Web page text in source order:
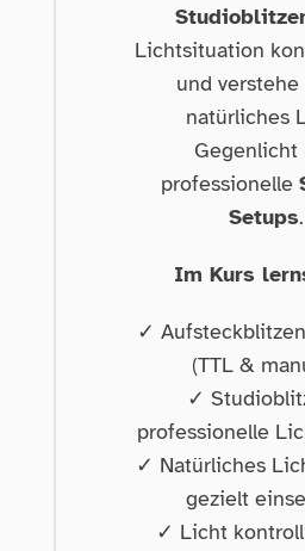
Lichtsituation
und verstehe
natürliches
Gegenlicht
professionelle
Setups.
Im Kurs
✓
(TTL &
✓
professionelle
✓ Natürliches
gezielt
✓ Licht